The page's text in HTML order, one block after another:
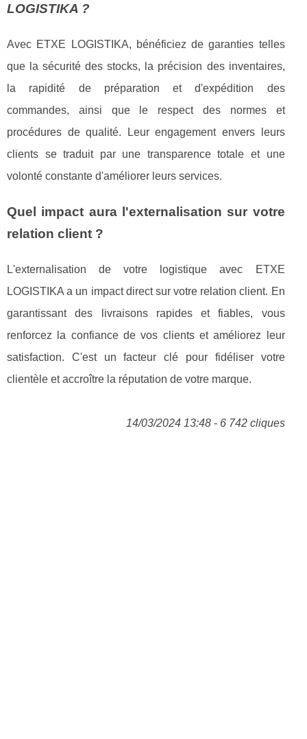
LOGISTIKA ?
Avec ETXE LOGISTIKA, bénéficiez de garanties telles
que la sécurité des stocks, la précision des inventaires,
la rapidité de préparation et d'expédition des
commandes, ainsi que le respect des normes et
procédures de qualité. Leur engagement envers leurs
clients se traduit par une transparence totale et une
volonté constante d'améliorer leurs services.
Quel impact aura l'externalisation sur votre
relation client ?
L'externalisation de votre logistique avec ETXE
LOGISTIKA a un impact direct sur votre relation client. En
garantissant des livraisons rapides et fiables, vous
renforcez la confiance de vos clients et améliorez leur
satisfaction. C'est un facteur clé pour fidéliser votre
clientèle et accroître la réputation de votre marque.
14/03/2024 13:48 - 6 742 cliques